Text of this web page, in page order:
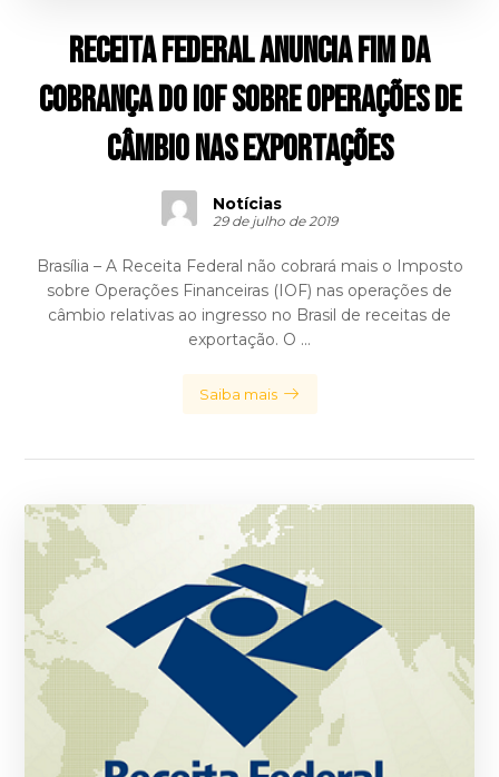
Receita Federal anuncia fim da
cobrança do IOF sobre operações de
câmbio nas exportações
Notícias
29 de julho de 2019
Brasília – A Receita Federal não cobrará mais o Imposto
sobre Operações Financeiras (IOF) nas operações de
câmbio relativas ao ingresso no Brasil de receitas de
exportação. O ...
Saiba mais